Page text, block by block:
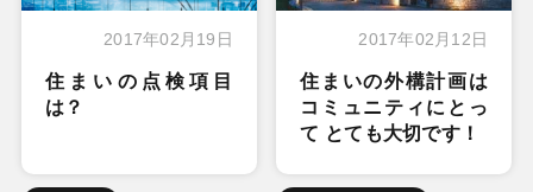
2017年02月19日
住まいの点検項目
は？
2017年02月12日
住まいの外構計画は
コミュニティにとっ
て とても大切です！